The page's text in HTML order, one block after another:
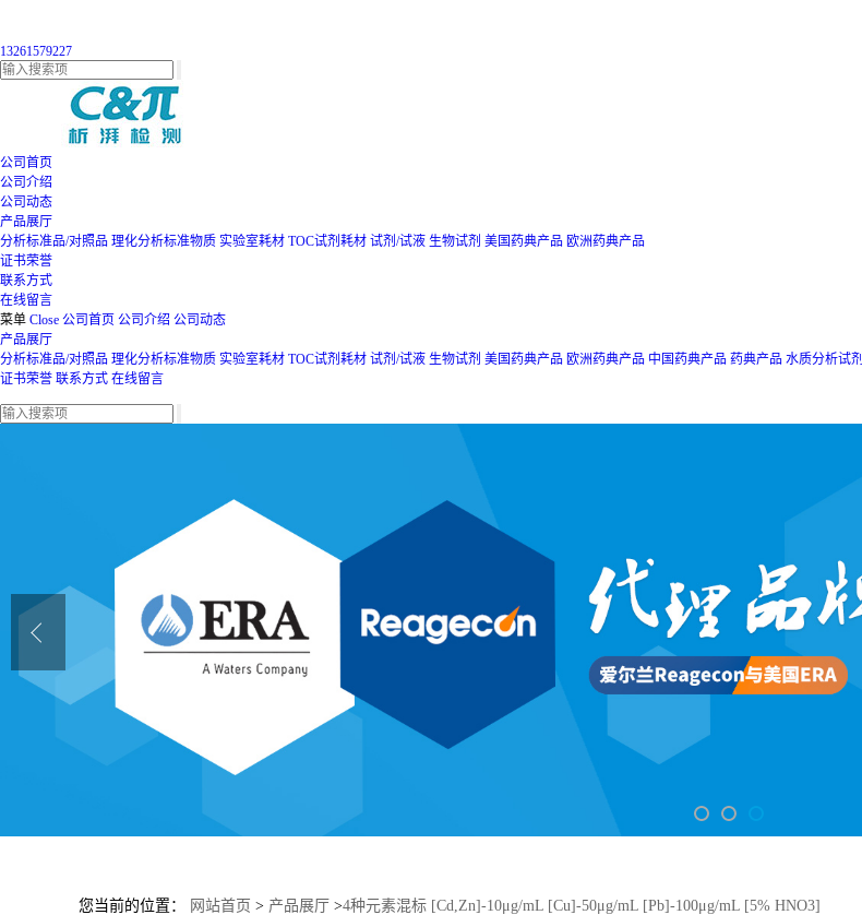
13261579227
公司首页
公司介绍
公司动态
产品展厅
分析标准品/对照品 理化分析标准物质 实验室耗材 TOC试剂耗材 试剂/试液 生物试剂 美国药典产品 欧洲药典产品
证书荣誉
联系方式
在线留言
菜单 Close 公司首页 公司介绍 公司动态
产品展厅
分析标准品/对照品 理化分析标准物质 实验室耗材 TOC试剂耗材 试剂/试液 生物试剂 美国药典产品 欧洲药典产品 中国药典产品 药典产品 水质分析试剂
证书荣誉 联系方式 在线留言
您当前的位置： 网站首页 > 产品展厅 >4种元素混标 [Cd,Zn]-10μg/mL [Cu]-50μg/mL [Pb]-100μg/mL [5% HNO3]